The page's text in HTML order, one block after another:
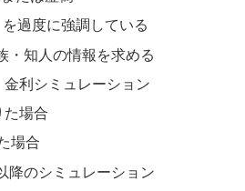
過度に強調している
・知人の情報を求める
利シミュレーション
た場合
場合
降のシミュレーション